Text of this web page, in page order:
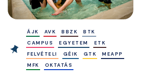
ÁJK AVK BBZK
BTK
CAMPUS
EGYETEM
ETK
FELVÉTELI
GÉIK GTK
MEAPP
MFK
OKTATÁS